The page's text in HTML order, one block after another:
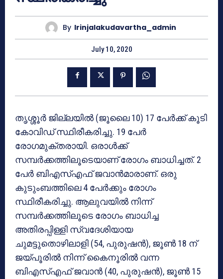
By Irinjalakudavartha_admin
July 10, 2020
തൃശ്ശൂര്‍ ജില്ലയില്‍ (ജൂലൈ 10) 17 പേര്‍ക്ക് കൂടി
കോവിഡ് സ്ഥിരീകരിച്ചു. 19 പേര്‍
രോഗമുക്തരായി. ഒരാള്‍ക്ക്
സമ്പര്‍ക്കത്തിലൂടെയാണ് രോഗം ബാധിച്ചത്. 2
പേര്‍ ബിഎസ്എഫ് ജവാന്‍മാരാണ്. ഒരു
കുടുംബത്തിലെ 4 പേര്‍ക്കും രോഗം
സ്ഥിരീകരിച്ചു. ആലുവയില്‍ നിന്ന്
സമ്പര്‍ക്കത്തിലൂടെ രോഗം ബാധിച്ച
അതിരപ്പിള്ളി സ്വദേശിയായ
ചുമട്ടുതൊഴിലാളി (54, പുരുഷന്‍), ജൂണ്‍ 18 ന്
ജയ്പൂരില്‍ നിന്ന് കൈനൂരില്‍ വന്ന
ബിഎസ്എഫ് ജവാന്‍ (40, പുരുഷന്‍), ജൂണ്‍ 15